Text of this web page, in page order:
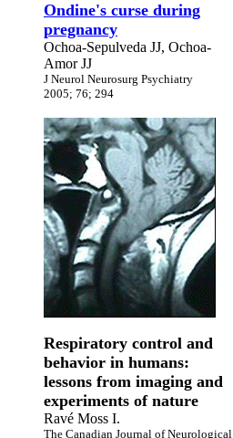
Ondine's curse during
pregnancy
Ochoa-Sepulveda JJ, Ochoa-
Amor JJ
J Neurol Neurosurg Psychiatry
2005; 76; 294
Respiratory control and
behavior in humans:
lessons from imaging and
experiments of nature
Ravé Moss I.
The Canadian Journal of Neurological